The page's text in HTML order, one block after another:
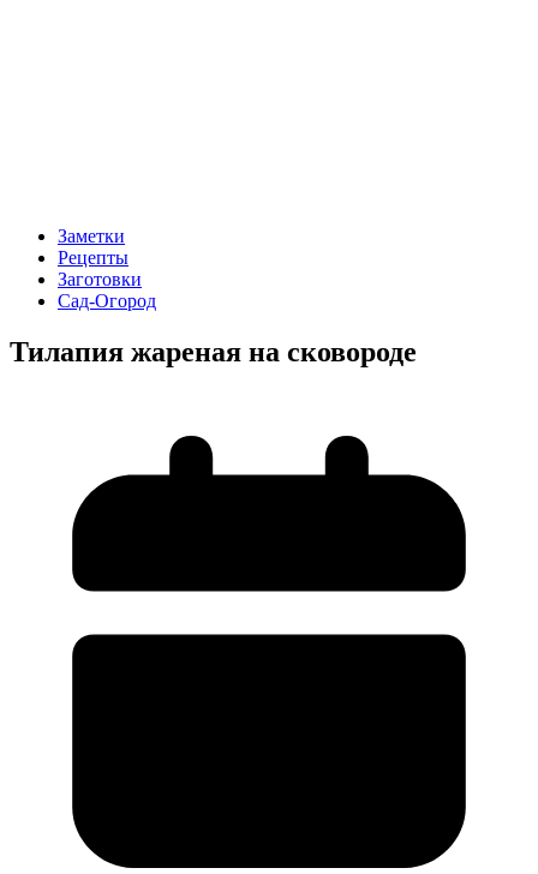
Заметки
Рецепты
Заготовки
Сад-Огород
Тилапия жареная на сковороде